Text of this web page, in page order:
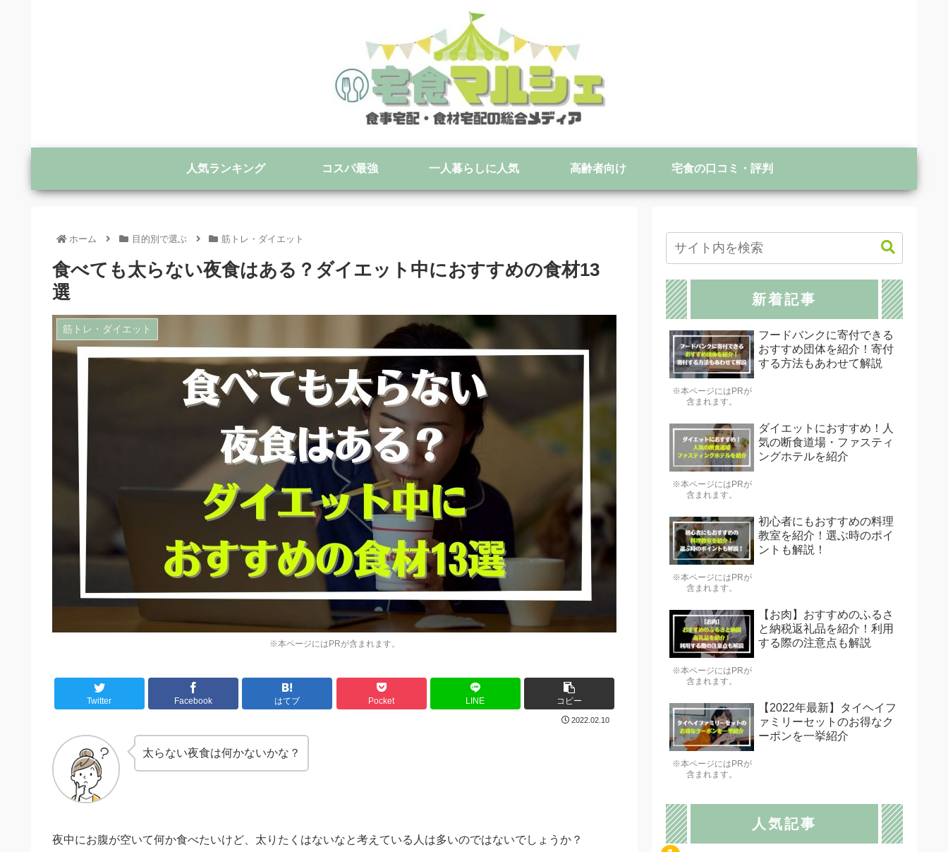
人気ランキング コスパ最強 一人暮らしに人気 高齢者向け 宅食の口コミ・評判
ホーム 目的別で選ぶ 筋トレ・ダイエット
食べても太らない夜食はある？ダイエット中におすすめの食材13
選
※本ページにはPRが含まれます。
筋トレ・ダイエット
Twitter Facebook はてブ Pocket LINE コピー
2022.02.10
太らない夜食は何かないかな？
夜中にお腹が空いて何か食べたいけど、太りたくはないなと考えている人は多いのではないでしょうか？
新着記事
※本ページにはPRが
含まれます。
フードバンクに寄付できる
おすすめ団体を紹介！寄付
する方法もあわせて解説
※本ページにはPRが
含まれます。
ダイエットにおすすめ！人
気の断食道場・ファスティ
ングホテルを紹介
※本ページにはPRが
含まれます。
初心者にもおすすめの料理
教室を紹介！選ぶ時のポイ
ントも解説！
※本ページにはPRが
含まれます。
【お肉】おすすめのふるさ
と納税返礼品を紹介！利用
する際の注意点も解説
※本ページにはPRが
含まれます。
【2022年最新】タイヘイフ
ァミリーセットのお得なク
ーポンを一挙紹介
人気記事